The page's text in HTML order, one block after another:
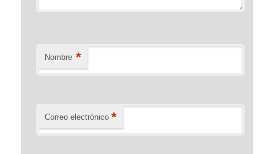
Nombre *
Correo electrónico *